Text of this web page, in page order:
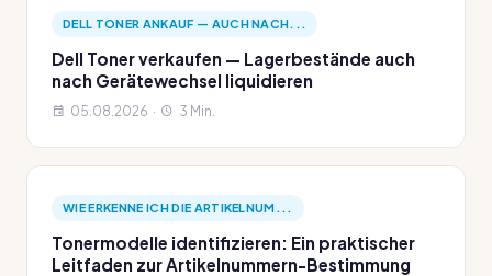
DELL TONER ANKAUF — AUCH NACH...
Dell Toner verkaufen — Lagerbestände auch
nach Gerätewechsel liquidieren
05.08.2026 · 3 Min.
WIE ERKENNE ICH DIE ARTIKELNUM...
Tonermodelle identifizieren: Ein praktischer
Leitfaden zur Artikelnummern-Bestimmung